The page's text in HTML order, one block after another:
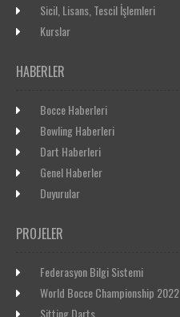
Sicil, Lisans, Tescil İşlemleri
Kurslar
HABERLER
Bocce Haberleri
Bowling Haberleri
Dart Haberleri
Genel Haberler
Duyurular
PROJELER
Federasyon Bilgi Sistemi
World Bocce Championship 2022
Sitting Darts